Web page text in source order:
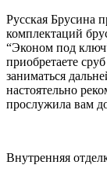
Русская Брусина
комплектаций
“Эконом под
приобретаете
заниматься
настоятельно
прослужила вам
Внутренняя